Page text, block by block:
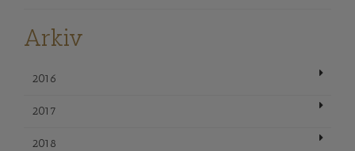
Arkiv
2016
2017
2018